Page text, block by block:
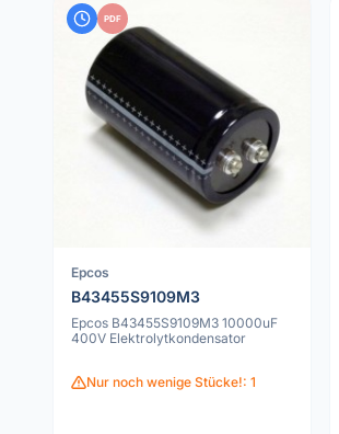
PDF
Epcos
B43455S9109M3
Epcos B43455S9109M3 10000uF
400V Elektrolytkondensator
Nur noch wenige Stücke!: 1